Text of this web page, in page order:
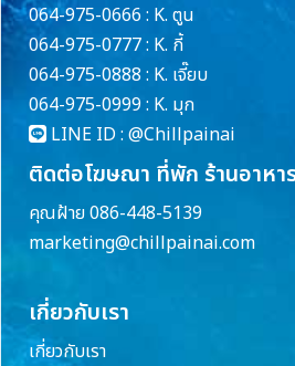
064-975-0666 : K. ตูน
064-975-0777 : K. กี้
064-975-0888 : K. เจี๊ยบ
064-975-0999 : K. มุก
LINE ID : @Chillpainai
ติดต่อโฆษณา ที่พัก ร้านอาหา
คุณฝ้าย 086-448-5139
marketing@chillpainai.com
เกี่ยวกับเรา
เกี่ยวกับเรา